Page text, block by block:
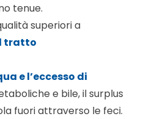
tenue.
superiori a
tratto
e l’eccesso di
e bile, il surplus
fuori attraverso le feci.